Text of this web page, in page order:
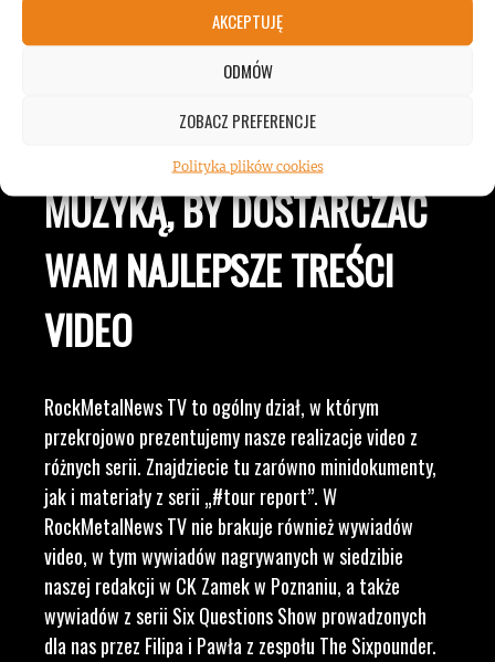
AKCEPTUJĘ
ODMÓW
ZOBACZ PREFERENCJE
Polityka plików cookies
JESTEŚMY BLISKO
ZESPOŁÓW, KONCERTÓW I
LUDZI ZWIĄZANYCH Z
MUZYKĄ, BY DOSTARCZAĆ
WAM NAJLEPSZE TREŚCI
VIDEO
RockMetalNews TV to ogólny dział, w którym
przekrojowo prezentujemy nasze realizacje video z
różnych serii. Znajdziecie tu zarówno minidokumenty,
jak i materiały z serii „#tour report”. W
RockMetalNews TV nie brakuje również wywiadów
video, w tym wywiadów nagrywanych w siedzibie
naszej redakcji w CK Zamek w Poznaniu, a także
wywiadów z serii Six Questions Show prowadzonych
dla nas przez Filipa i Pawła z zespołu The Sixpounder.